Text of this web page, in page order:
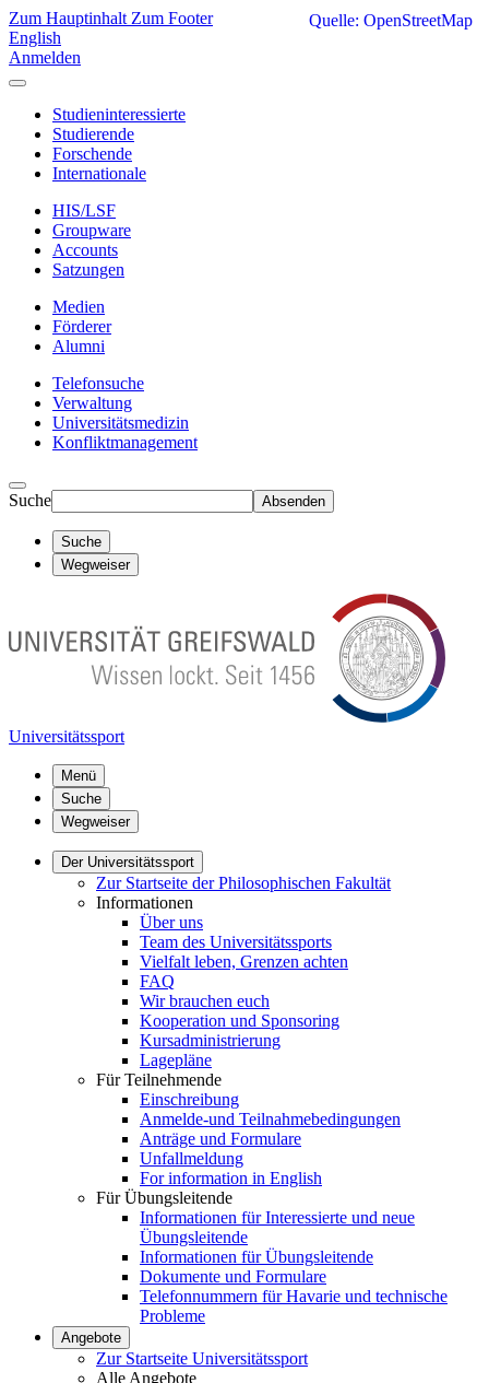
Zum Hauptinhalt Zum Footer
English
Anmelden
Studieninteressierte
Studierende
Forschende
Internationale
HIS/LSF
Groupware
Accounts
Satzungen
Medien
Förderer
Alumni
Telefonsuche
Verwaltung
Universitätsmedizin
Konfliktmanagement
Suche Absenden
Suche
Wegweiser
Universitätssport
Menü
Suche
Wegweiser
Der Universitätssport
Zur Startseite der Philosophischen Fakultät
Informationen
Über uns
Team des Universitätssports
Vielfalt leben, Grenzen achten
FAQ
Wir brauchen euch
Kooperation und Sponsoring
Kursadministrierung
Lagepläne
Für Teilnehmende
Einschreibung
Anmelde-und Teilnahmebedingungen
Anträge und Formulare
Unfallmeldung
For information in English
Für Übungsleitende
Informationen für Interessierte und neue
Übungsleitende
Informationen für Übungsleitende
Dokumente und Formulare
Telefonnummern für Havarie und technische
Probleme
Angebote
Zur Startseite Universitätssport
Alle Angebote
Quelle: OpenStreetMap